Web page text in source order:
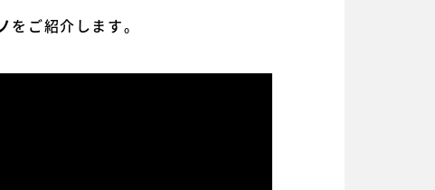
をご紹介します。